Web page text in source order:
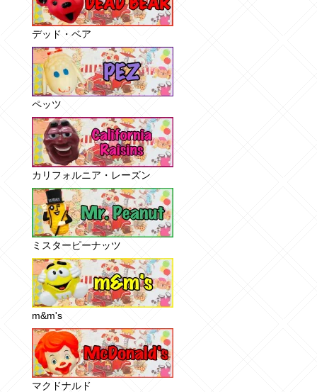
デッド・ベア
ペッツ
カリフォルニア・レーズン
ミスターピーナッツ
m&m's
マクドナルド